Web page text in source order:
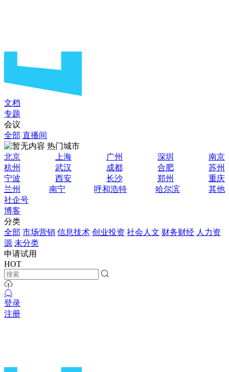
文档
专题
会议
全部 直播间
热门城市
北京
上海 广州 深圳
南京
杭州
武汉 成都 合肥
苏州
宁波
西安 长沙 郑州
重庆
兰州
南宁 呼和浩特 哈尔滨
其他
社企号
博客
分类
全部 市场营销 信息技术 创业投资 社会人文 财务财经 人力资
源 未分类
申请试用
HOT
登录
注册